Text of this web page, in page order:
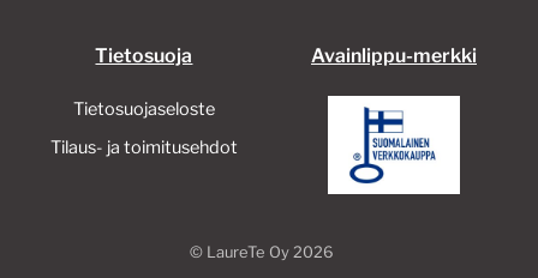
Tietosuoja
Tietosuojaseloste
Tilaus- ja toimitusehdot
Avainlippu-merkki
© LaureTe Oy2026